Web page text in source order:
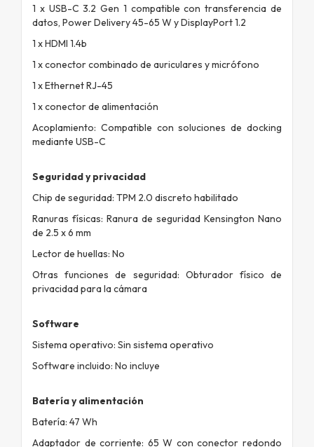
1 x USB-C 3.2 Gen 1 compatible con transferencia de
datos, Power Delivery 45-65 W y DisplayPort 1.2
1 x HDMI 1.4b
1 x conector combinado de auriculares y micrófono
1 x Ethernet RJ-45
1 x conector de alimentación
Acoplamiento: Compatible con soluciones de docking
mediante USB-C
Seguridad y privacidad
Chip de seguridad: TPM 2.0 discreto habilitado
Ranuras físicas: Ranura de seguridad Kensington Nano
de 2.5 x 6 mm
Lector de huellas: No
Otras funciones de seguridad: Obturador físico de
privacidad para la cámara
Software
Sistema operativo: Sin sistema operativo
Software incluido: No incluye
Batería y alimentación
Batería: 47 Wh
Adaptador de corriente: 65 W con conector redondo